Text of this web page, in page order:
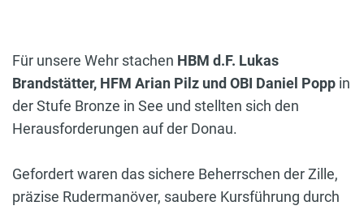
Für unsere Wehr stachen HBM d.F. Lukas
Brandstätter, HFM Arian Pilz und OBI Daniel Popp in
der Stufe Bronze in See und stellten sich den
Herausforderungen auf der Donau.
Gefordert waren das sichere Beherrschen der Zille,
präzise Rudermanöver, saubere Kursführung durch